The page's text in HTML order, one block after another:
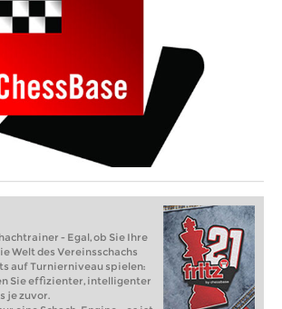
- Egal, ob Sie Ihre
Welt des Vereinsschachs
auf Turnierniveau spielen:
Sie effizienter, intelligenter
je zuvor.